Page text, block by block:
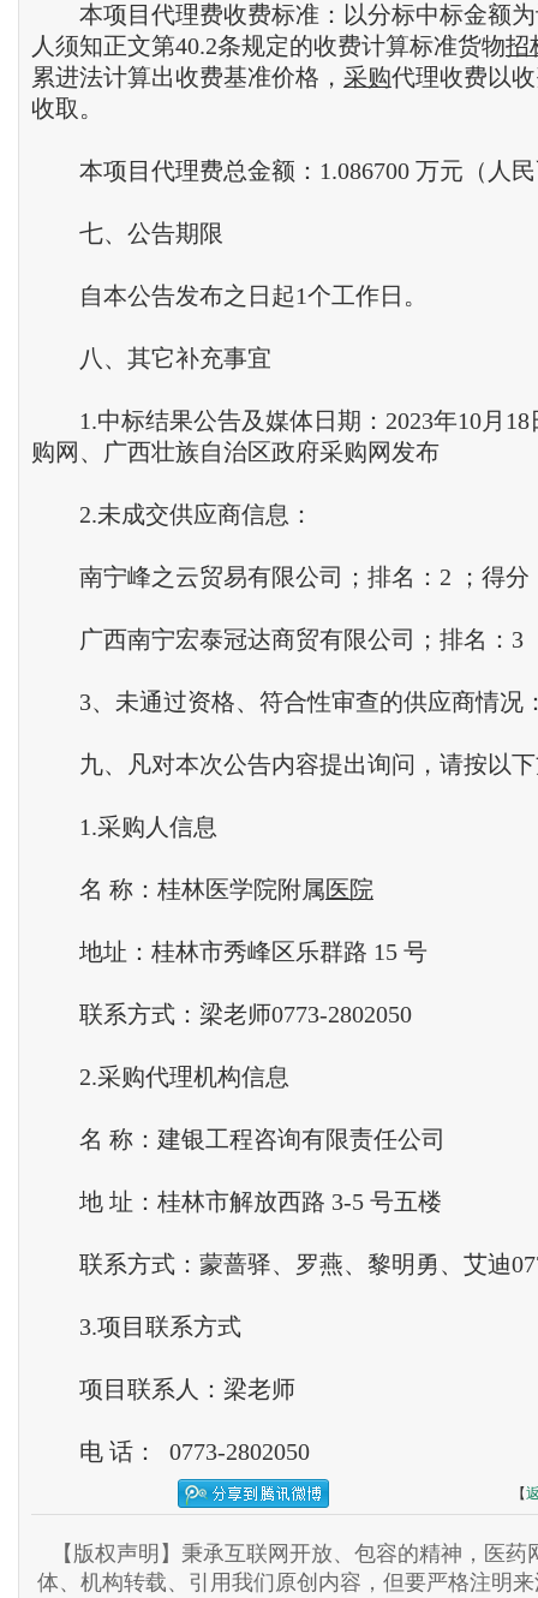
本项目代理费收费标准：以分标中标金额为
人须知正文第40.2条规定的收费计算标准货物招
累进法计算出收费基准价格， 采购代理收费以
收取。
本项目代理费总金额：1.086700 万元（人
七、公告期限
自本公告发布之日起1个工作日。
八、其它补充事宜
1.中标结果公告及媒体日期：2023年10月18
购网、广西壮族自治区政府采购网发布
2.未成交供应商信息：
南宁峰之云贸易有限公司；排名：2 ；得分
广西南宁宏泰冠达商贸有限公司；排名：3
3、未通过资格、符合性审查的供应商情况
九、凡对本次公告内容提出询问，请按以下
1.采购人信息
名 称：桂林医学院附属医院
地址：桂林市秀峰区乐群路 15 号
联系方式：梁老师0773-2802050
2.采购代理机构信息
名 称：建银工程咨询有限责任公司
地 址：桂林市解放西路 3-5 号五楼
联系方式：蒙蔷驿、罗燕、黎明勇、艾迪
3.项目联系方式
项目联系人：梁老师
电 话： 0773-2802050
【
【版权声明】秉承互联网开放、包容的精神，医药
体、机构转载、引用我们原创内容，但要严格注明